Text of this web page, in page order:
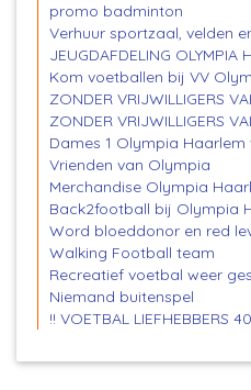
promo badminton
Verhuur sportzaal, velden
JEUGDAFDELING OLYMPIA
Kom voetballen bij VV
ZONDER VRIJWILLIGERS
ZONDER VRIJWILLIGERS
Dames 1 Olympia Haarlem
Vrienden van Olympia
Merchandise Olympia
Back2football bij Olympia
Word bloeddonor en red
Walking Football team
Recreatief voetbal weer
Niemand buitenspel
!! VOETBAL LIEFHEBBERS